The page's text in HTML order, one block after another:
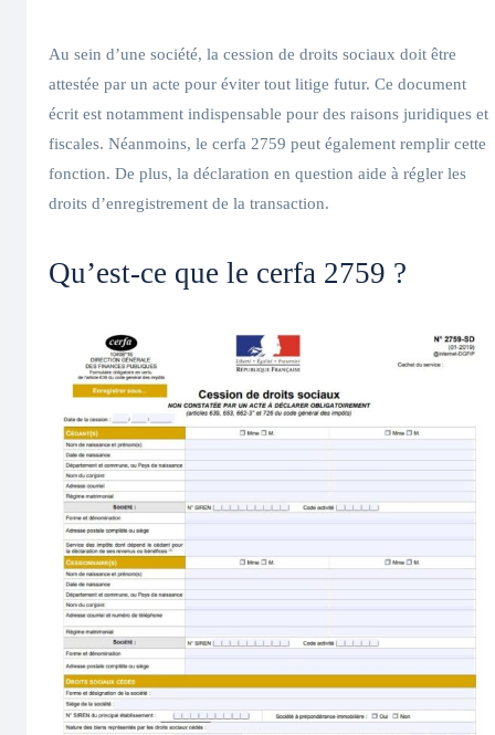
Au sein d’une société, la cession de droits sociaux doit être
attestée par un acte pour éviter tout litige futur. Ce document
écrit est notamment indispensable pour des raisons juridiques et
fiscales. Néanmoins, le cerfa 2759 peut également remplir cette
fonction. De plus, la déclaration en question aide à régler les
droits d’enregistrement de la transaction.
Qu’est-ce que le cerfa 2759 ?